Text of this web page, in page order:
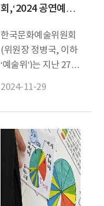
회,‘2024 공연예술
데이 및 시상식’성황
리 개최
한국문화예술위원회
(위원장 정병국, 이하
‘예술위’)는 지난 27일
‘2024년 공연예술
2024-11-29